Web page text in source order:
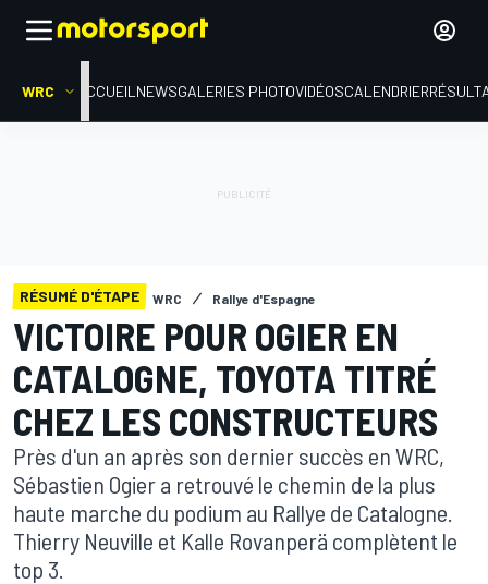
WRC ACCUEIL NEWSGALERIES PHOTOVIDÉOSCALENDRIER
RÉSUMÉ D'ÉTAPE WRC Rallye d'Espagne
VICTOIRE POUR OGIER EN
CATALOGNE, TOYOTA TITRÉ
CHEZ LES CONSTRUCTEURS
Près d'un an après son dernier succès en WRC,
Sébastien Ogier a retrouvé le chemin de la plus
haute marche du podium au Rallye de Catalogne.
Thierry Neuville et Kalle Rovanperä complètent le
top 3.